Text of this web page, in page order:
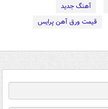
آهنگ جدید
قیمت ورق آهن پرایس